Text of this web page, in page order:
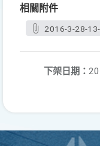
相關附件
2016-3-28-
下架日期：